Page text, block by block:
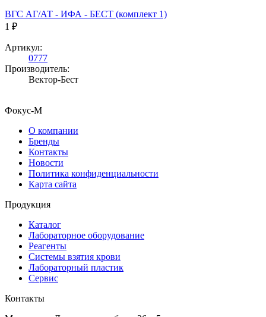
ВГС АГ/АТ - ИФА - БЕСТ (комплект 1)
1 ₽
Артикул:
0777
Производитель:
Вектор-Бест
Фокус-М
О компании
Бренды
Контакты
Новости
Политика конфиденциальности
Карта сайта
Продукция
Каталог
Лабораторное оборудование
Реагенты
Системы взятия крови
Лабораторный пластик
Сервис
Контакты